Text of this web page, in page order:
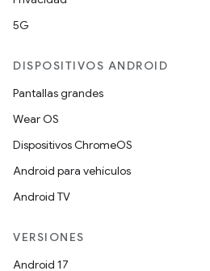
5G
DISPOSITIVOS ANDROID
Pantallas grandes
Wear OS
Dispositivos ChromeOS
Android para vehículos
Android TV
VERSIONES
Android 17